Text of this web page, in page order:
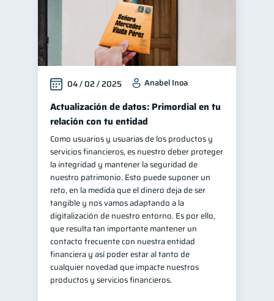
04 / 02 / 2025 Anabel Inoa
Actualización de datos: Primordial en tu
relación con tu entidad
Como usuarios y usuarias de los productos y
servicios financieros, es nuestro deber proteger
la integridad y mantener la seguridad de
nuestro patrimonio. Esto puede suponer un
reto, en la medida que el dinero deja de ser
tangible y nos vamos adaptando a la
digitalización de nuestro entorno. Es por ello,
que resulta tan importante mantener un
contacto frecuente con nuestra entidad
financiera y así poder estar al tanto de
cualquier novedad que impacte nuestros
productos y servicios financieros.